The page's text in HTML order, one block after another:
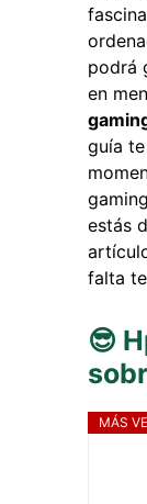
podrá
en
guía
estás
falta
😎
MÁS